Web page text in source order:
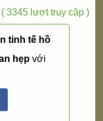
( 3345 lượt truy cập )
tinh tế hồ
hẹpvới